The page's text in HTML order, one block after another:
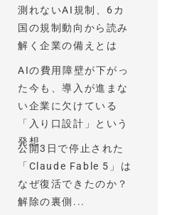
測れないAI規制、6カ
国の規制動向から読み
解く企業の備えとは
AIの費用障壁が下がっ
た今も、導入が進まな
い企業に欠けている
「入り口設計」という
発想
公開3日で停止された
「Claude Fable 5」は
なぜ復活できたのか？
解除の裏側...